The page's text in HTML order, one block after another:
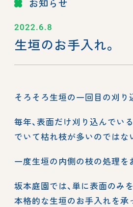
お知らせ
2022.6.8
生垣のお手入れ。
そろそろ生垣の一回目の刈り
毎年、表面だけ刈り込んでい
でいて枯れ枝が多いのではな
一度生垣の内側の枝の処理を
坂本庭園では、単に表面のみ
本格的な生垣のお手入れを承